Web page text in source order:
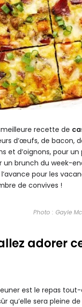
recette de
d’œufs, de bacon,
et d’oignons, pour
un brunch du week-
pour les
de convives !
Photo : Gayle
adorer
est le repas
qu’elle sera pleine